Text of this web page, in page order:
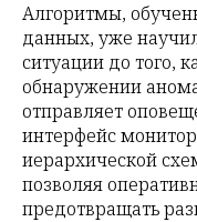
Алгоритмы,
данных, уже
ситуации до того,
обнаружении
отправляет
интерфейс
иерархической
позволяя
предотвращать